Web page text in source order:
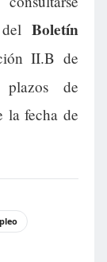
Boletín
II.B de
plazos de
la fecha de